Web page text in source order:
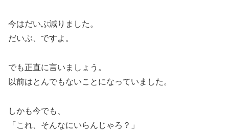
今はだいぶ減りました。
だいぶ、ですよ。
でも正直に言いましょう。
以前はとんでもないことになっていました。
しかも今でも、
「これ、そんなにいらんじゃろ？」